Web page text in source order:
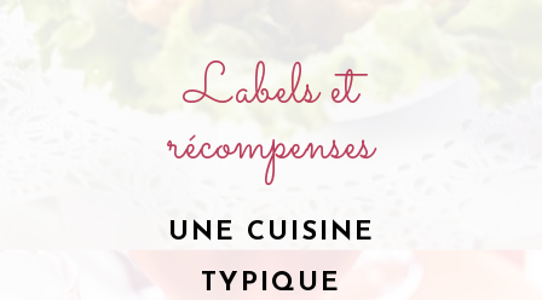
Labels et
récompenses
UNE CUISINE
TYPIQUE